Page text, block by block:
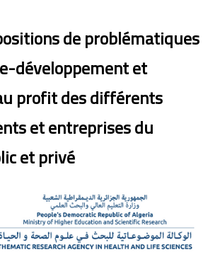
de problématiques
développement et
profit des différents
et entreprises du
et privé